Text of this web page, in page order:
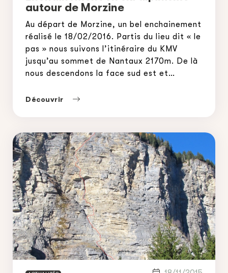
autour de Morzine
Au départ de Morzine, un bel enchainement
réalisé le 18/02/2016. Partis du lieu dit « le
pas » nous suivons l’itinéraire du KMV
jusqu’au sommet de Nantaux 2170m. De là
nous descendons la face sud est et
remonter au Roc de Tavaneuse 2156m. Sa
Découvrir